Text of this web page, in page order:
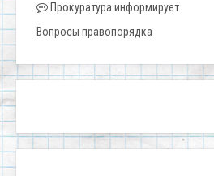
Прокуратура информирует
Вопросы правопорядка